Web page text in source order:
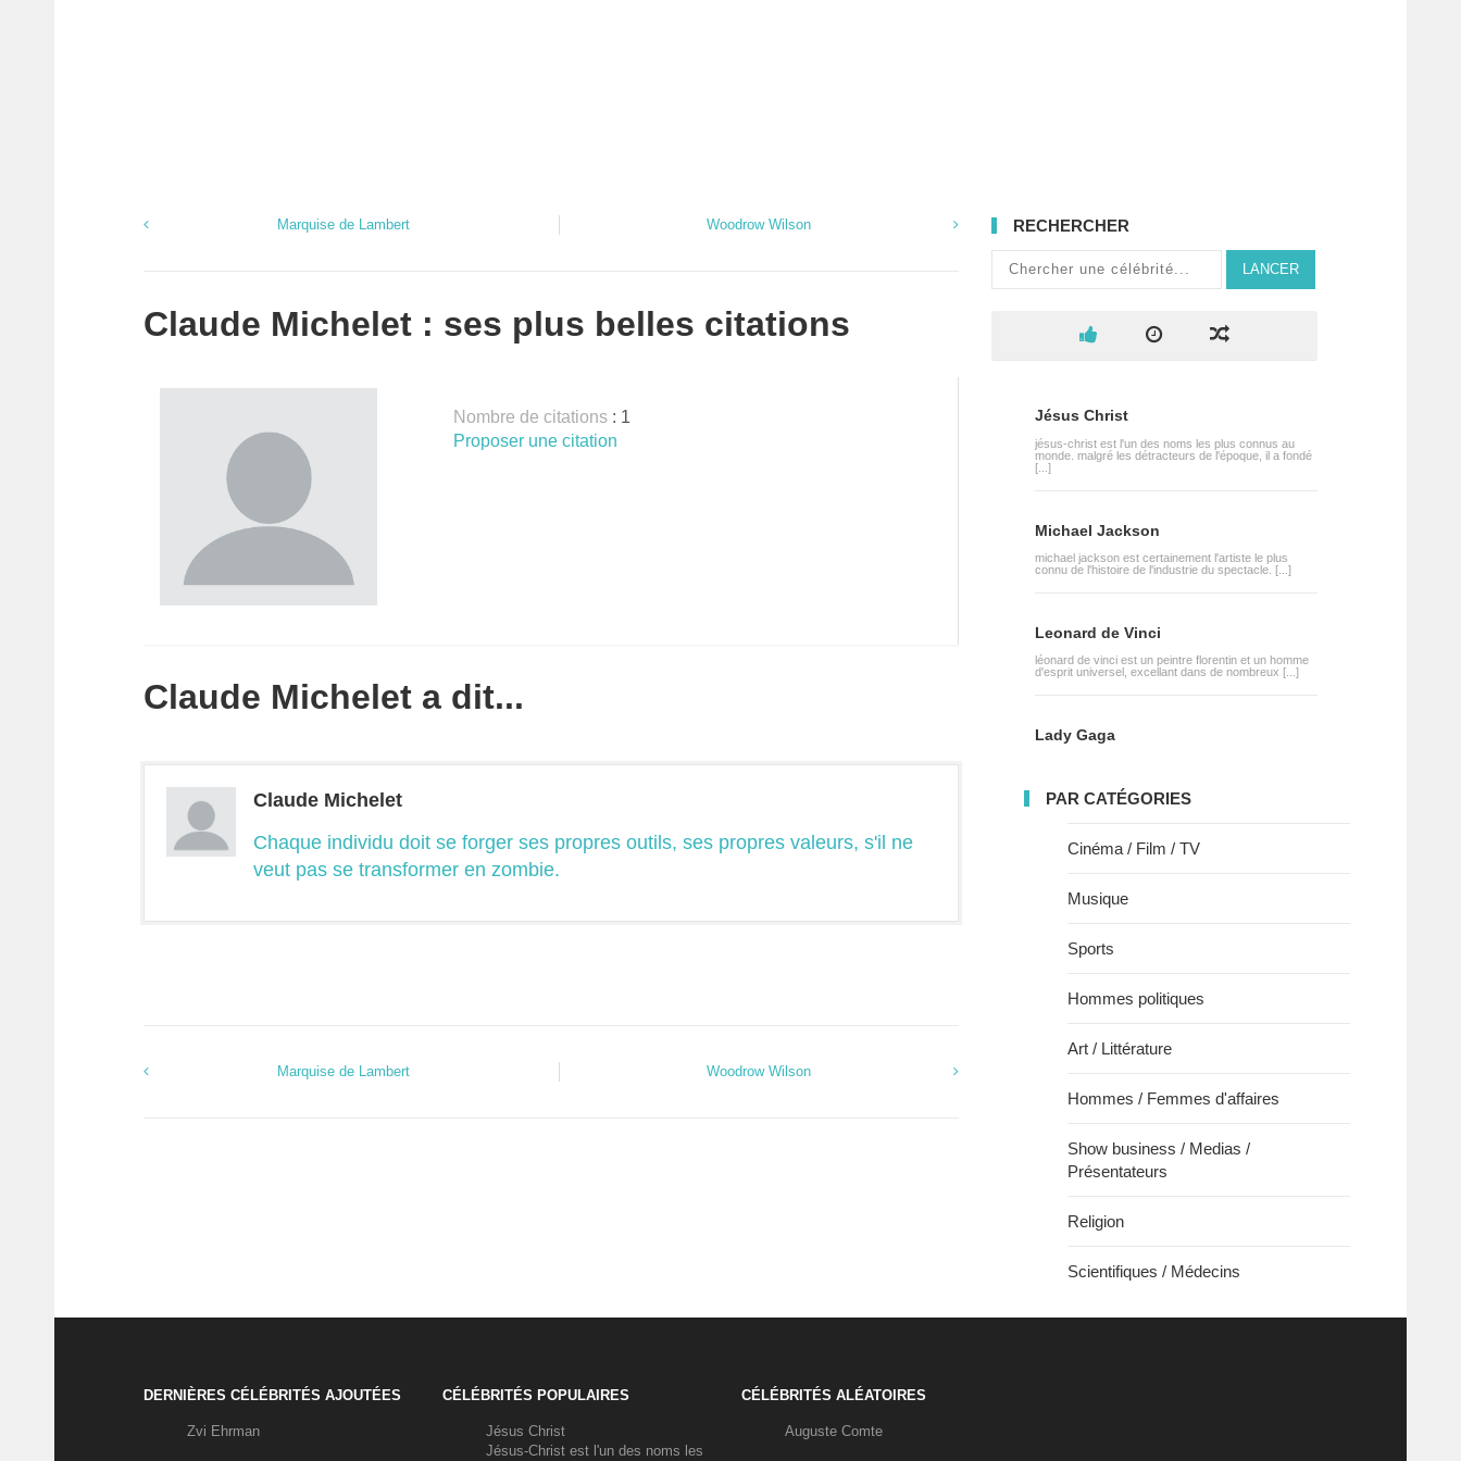
Marquise de Lambert Woodrow Wilson
Claude Michelet : ses plus belles citations
Nombre de citations : 1
Proposer une citation
Claude Michelet a dit...
Claude Michelet
Chaque individu doit se forger ses propres outils, ses propres valeurs, s'il ne
veut pas se transformer en zombie.
Marquise de Lambert Woodrow Wilson
RECHERCHER
LANCER
Jésus Christ
jésus-christ est l'un des noms les plus connus au
monde. malgré les détracteurs de l'époque, il a fondé
[...]
Michael Jackson
michael jackson est certainement l'artiste le plus
connu de l'histoire de l'industrie du spectacle. [...]
Leonard de Vinci
léonard de vinci est un peintre florentin et un homme
d'esprit universel, excellant dans de nombreux [...]
Lady Gaga
PAR CATÉGORIES
Cinéma / Film / TV
Musique
Sports
Hommes politiques
Art / Littérature
Hommes / Femmes d'affaires
Show business / Medias /
Présentateurs
Religion
Scientifiques / Médecins
DERNIÈRES CÉLÉBRITÉS AJOUTÉES
Zvi Ehrman
CÉLÉBRITÉS POPULAIRES
Jésus Christ
Jésus-Christ est l'un des noms les
CÉLÉBRITÉS ALÉATOIRES
Auguste Comte